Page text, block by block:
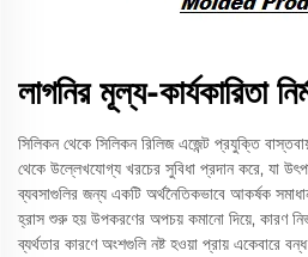
লাগনির মূল্য-কার্যকারিতা
সিলিকন থেকে সিলিকন রিলিজ এজেন্ট প্রযুক্তি
থেকে উল্লেখযোগ্য খরচের সুবিধা প্রদান করে, যা
ব্যবসাগুলির জন্য একটি অর্থনৈতিকভাবে আকর্ষক
হ্রাস শুরু হয় উপকরণের অপচয় কমানো দিয়ে, কারণ
ব্যর্থতার কারণে অংশগুলি নষ্ট হওয়া প্রায় একেবারে